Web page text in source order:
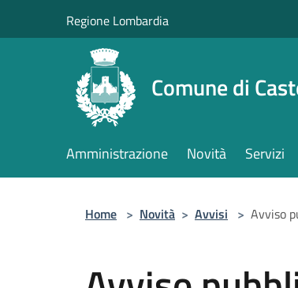
Regione Lombardia
Comune di
Amministrazione Novità Servizi
Home > Novità > Avvisi > Avviso